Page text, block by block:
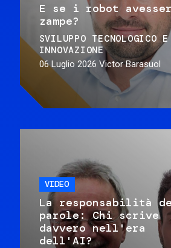
E se i robot
zampe?
SVILUPPO TECNOLOGICO E
INNOVAZIONE
06 Luglio 2026 Victor Barasuol
VIDEO
La responsabilità
parole: Chi scrive
davvero nell'era
dell'AI?